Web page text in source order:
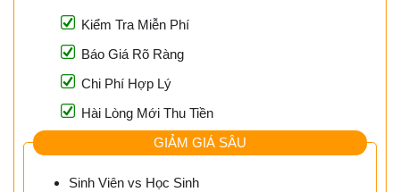
Kiểm Tra Miễn Phí
Báo Giá Rõ Ràng
Chi Phí Hợp Lý
Hài Lòng Mới Thu Tiền
GIẢM GIÁ SÂU
Sinh Viên vs Học Sinh